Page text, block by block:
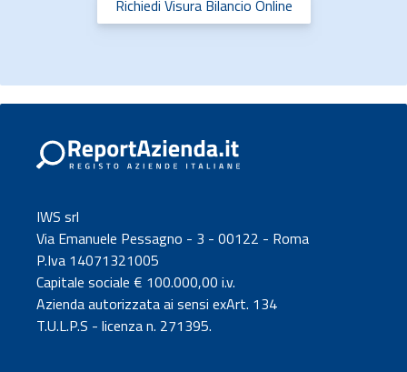
Richiedi Visura Bilancio Online
IWS srl
Via Emanuele Pessagno - 3 - 00122 - Roma
P.Iva 14071321005
Capitale sociale € 100.000,00 i.v.
Azienda autorizzata ai sensi exArt. 134
T.U.L.P.S - licenza n. 271395.